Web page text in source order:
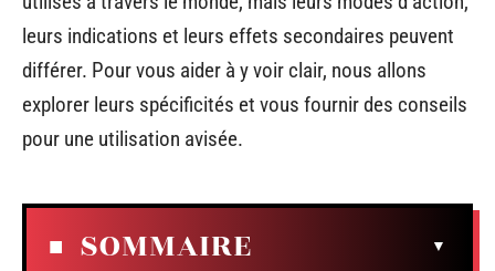
leurs indications et leurs effets secondaires peuvent
différer. Pour vous aider à y voir clair, nous allons
explorer leurs spécificités et vous fournir des conseils
pour une utilisation avisée.
SOMMAIRE